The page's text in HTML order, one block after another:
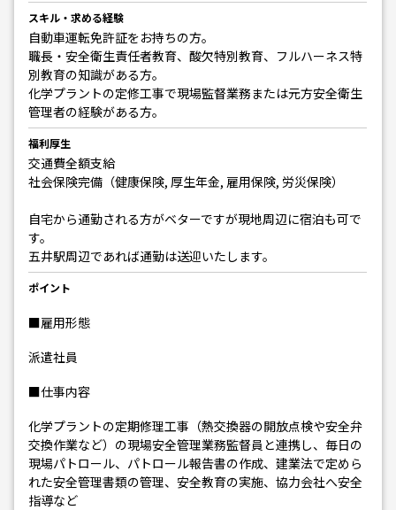
スキル・求める経験
自動車運転免許証をお持ちの方。
職長・安全衛生責任者教育、酸欠特別教育、フルハーネス特
別教育の知識がある方。
化学プラントの定修工事で現場監督業務または元方安全衛生
管理者の経験がある方。
福利厚生
交通費全額支給
社会保険完備（健康保険, 厚生年金, 雇用保険, 労災保険）
自宅から通勤される方がベターですが現地周辺に宿泊も可で
す。
五井駅周辺であれば通勤は送迎いたします。
ポイント
■雇用形態
派遣社員
■仕事内容
化学プラントの定期修理工事（熱交換器の開放点検や安全弁
交換作業など）の現場安全管理業務監督員と連携し、毎日の
現場パトロール、パトロール報告書の作成、建業法で定めら
れた安全管理書類の管理、安全教育の実施、協力会社へ安全
指導など